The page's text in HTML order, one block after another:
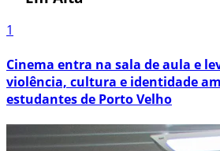
1
Cinema entra na sala de aula e
violência, cultura e identidade
estudantes de Porto Velho